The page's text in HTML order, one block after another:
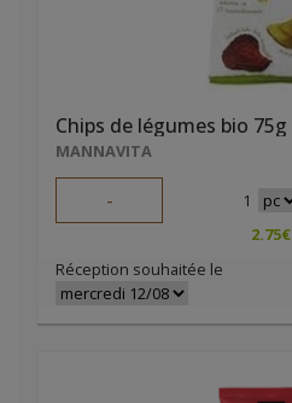
Chips de légumes bio 75g
MANNAVITA
- 1
2.75€
Réception souhaitée le